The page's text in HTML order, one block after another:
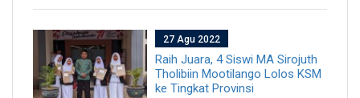
27 Agu 2022
Raih Juara, 4 Siswi MA Sirojuth
Tholibiin Mootilango Lolos KSM
ke Tingkat Provinsi